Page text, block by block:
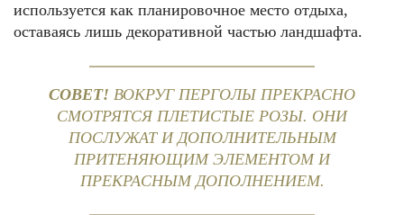
используется как планировочное место отдыха,
оставаясь лишь декоративной частью ландшафта.
СОВЕТ! ВОКРУГ ПЕРГОЛЫ ПРЕКРАСНО
СМОТРЯТСЯ ПЛЕТИСТЫЕ РОЗЫ. ОНИ
ПОСЛУЖАТ И ДОПОЛНИТЕЛЬНЫМ
ПРИТЕНЯЮЩИМ ЭЛЕМЕНТОМ И
ПРЕКРАСНЫМ ДОПОЛНЕНИЕМ.